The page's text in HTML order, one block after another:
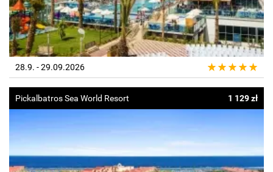
28.9. - 29.09.2026
Pickalbatros Sea World Resort 1 129 zł